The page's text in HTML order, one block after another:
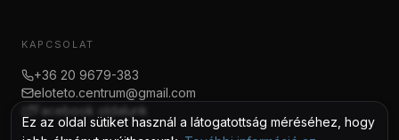
Ez az oldal sütiket használ a látogatottság méréséhez, hogy
KAPCSOLAT
+36 20 9679-383
eloteto.centrum@gmail.com
Facebook oldalunk